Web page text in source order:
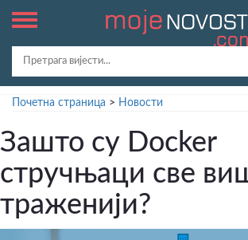
Почетна страница > Новости
Зашто су Docker
стручњаци све
траженији?